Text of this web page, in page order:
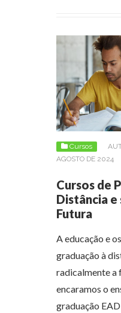
Cursos
AGOSTO DE 2024
Cursos de
Distância
Futura
A educação e
graduação à
radicalmente a
encaramos o
graduação